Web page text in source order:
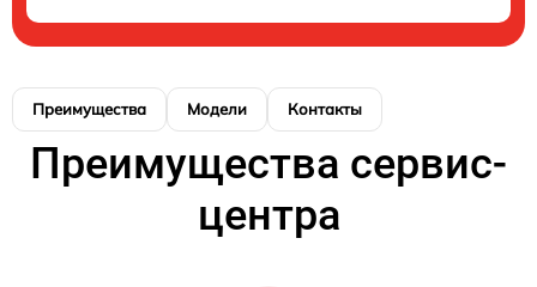
Преимущества Модели Контакты
Преимущества сервис-
центра